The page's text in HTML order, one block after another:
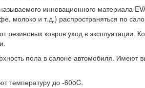
инновационного материала
молоко и т.д.) распространяться по
ковров уход в эксплуатации.
пола в салоне автомобиля. Имеют
температуру до -60oC.